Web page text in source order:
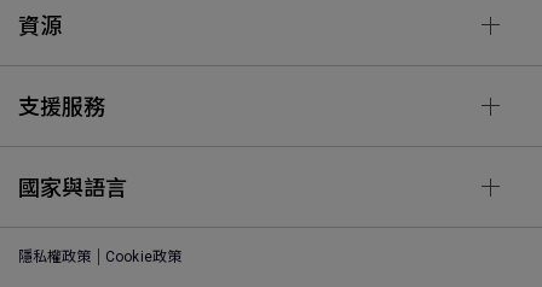
資源
支援服務
國家與語言
隱私權政策 Cookie政策